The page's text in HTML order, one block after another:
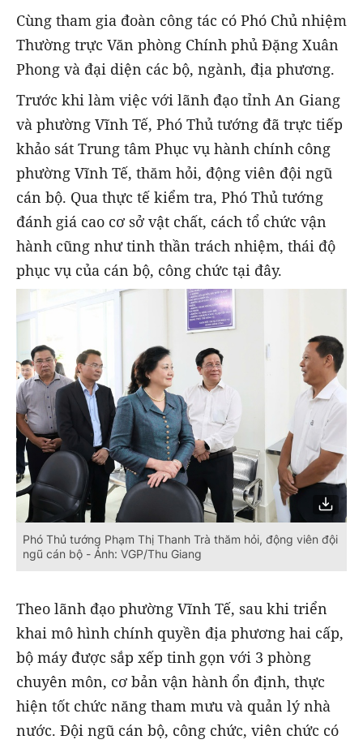
Cùng tham gia đoàn công tác có Phó Chủ nhiệm
Thường trực Văn phòng Chính phủ Đặng Xuân
Phong và đại diện các bộ, ngành, địa phương.
Trước khi làm việc với lãnh đạo tỉnh An Giang
và phường Vĩnh Tế, Phó Thủ tướng đã trực tiếp
khảo sát Trung tâm Phục vụ hành chính công
phường Vĩnh Tế, thăm hỏi, động viên đội ngũ
cán bộ. Qua thực tế kiểm tra, Phó Thủ tướng
đánh giá cao cơ sở vật chất, cách tổ chức vận
hành cũng như tinh thần trách nhiệm, thái độ
phục vụ của cán bộ, công chức tại đây.
Phó Thủ tướng Phạm Thị Thanh Trà thăm hỏi, động viên đội
ngũ cán bộ - Ảnh: VGP/Thu Giang
Theo lãnh đạo phường Vĩnh Tế, sau khi triển
khai mô hình chính quyền địa phương hai cấp,
bộ máy được sắp xếp tinh gọn với 3 phòng
chuyên môn, cơ bản vận hành ổn định, thực
hiện tốt chức năng tham mưu và quản lý nhà
nước. Đội ngũ cán bộ, công chức, viên chức có